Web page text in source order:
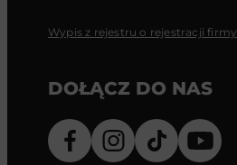
Wypis z rejestru o rejestracji firmy
DOŁĄCZ DO NAS